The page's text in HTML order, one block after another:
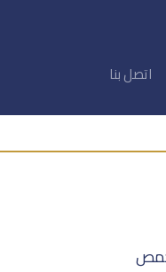
اتصل بنا
حمص